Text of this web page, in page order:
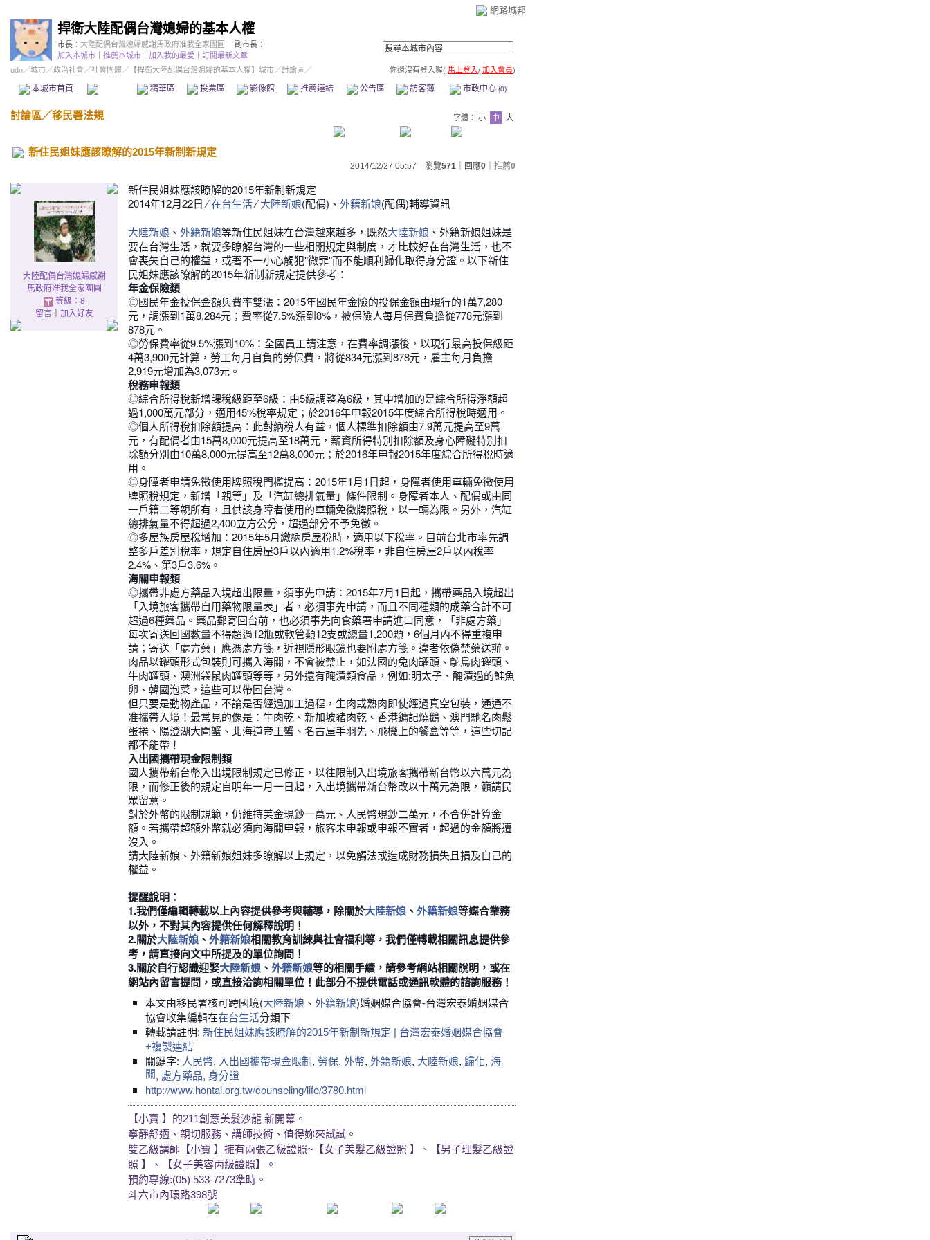
網路城邦
捍衛大陸配偶台灣媳婦的基本人權
市長： 大陸配偶台灣媳婦感謝馬政府准我全家團圓
副市長：
加入本城市
推薦本城市 加入我的最愛
訂閱最新文章
udn／城市／政治社會 ／社會團體／ 【捍衛大陸配偶台灣媳婦的基本人權】城市／討論區／ 你還沒有登入喔( 馬上登入/ 加入會員)
本城市首頁 精華區 投票區 影像館 推薦連結 公告區 訪客簿 市政中心 (0)
討論區／移民署法規 字體： 小 中 大
新住民姐妹應該瞭解的2015年新制新規定
2014/12/27 05:57 瀏覽571 ｜回應0 推薦0
大陸配偶台灣媳婦感謝
馬政府准我全家團圓
等級：8
留言｜ 加入好友
新住民姐妹應該瞭解的2015年新制新規定
2014年12月22日 ⁄ 在台生活 ⁄ 大陸新娘(配偶)、 外籍新娘(配偶)輔導資訊
大陸新娘 、 外籍新娘等新住民姐妹在台灣越來越多，既然大陸新娘 、外籍新娘姐妹是
要在台灣生活，就要多瞭解台灣的一些相關規定與制度，才比較好在台灣生活，也不
會喪失自己的權益，或著不一小心觸犯"微罪"而不能順利歸化取得身分證。以下新住
民姐妹應該瞭解的2015年新制新規定提供參考：
年金保險類
◎國民年金投保金額與費率雙漲：2015年國民年金險的投保金額由現行的1萬7,280
元，調漲到1萬8,284元；費率從7.5%漲到8%，被保險人每月保費負擔從778元漲到
878元。
◎勞保費率從9.5%漲到10%：全國員工請注意，在費率調漲後，以現行最高投保級距
4萬3,900元計算，勞工每月自負的勞保費，將從834元漲到878元，雇主每月負擔
2,919元增加為3,073元。
稅務申報類
◎綜合所得稅新增課稅級距至6級：由5級調整為6級，其中增加的是綜合所得淨額超
過1,000萬元部分，適用45%稅率規定；於2016年申報2015年度綜合所得稅時適用。
◎個人所得稅扣除額提高：此對納稅人有益，個人標準扣除額由7.9萬元提高至9萬
元，有配偶者由15萬8,000元提高至18萬元，薪資所得特別扣除額及身心障礙特別扣
除額分別由10萬8,000元提高至12萬8,000元；於2016年申報2015年度綜合所得稅時適
用。
◎身障者申請免徵使用牌照稅門檻提高：2015年1月1日起，身障者使用車輛免徵使用
牌照稅規定，新增「親等」及「汽缸總排氣量」條件限制。身障者本人、配偶或由同
一戶籍二等親所有，且供該身障者使用的車輛免徵牌照稅，以一輛為限。另外，汽缸
總排氣量不得超過2,400立方公分，超過部分不予免徵。
◎多屋族房屋稅增加：2015年5月繳納房屋稅時，適用以下稅率。目前台北市率先調
整多戶差別稅率，規定自住房屋3戶以內適用1.2%稅率，非自住房屋2戶以內稅率
2.4%、第3戶3.6%。
海關申報類
◎攜帶非處方藥品入境超出限量，須事先申請：2015年7月1日起，攜帶藥品入境超出
「入境旅客攜帶自用藥物限量表」者，必須事先申請，而且不同種類的成藥合計不可
超過6種藥品。藥品郵寄回台前，也必須事先向食藥署申請進口同意，「非處方藥」
每次寄送回國數量不得超過12瓶或軟管類12支或總量1,200顆，6個月內不得重複申
請；寄送「處方藥」應憑處方箋，近視隱形眼鏡也要附處方箋。違者依偽禁藥送辦。
肉品以罐頭形式包裝則可攜入海關，不會被禁止，如法國的兔肉罐頭、鴕鳥肉罐頭、
牛肉罐頭、澳洲袋鼠肉罐頭等等，另外還有醃漬類食品，例如:明太子、醃漬過的鮭魚
卵、韓國泡菜，這些可以帶回台灣。
但只要是動物產品，不論是否經過加工過程，生肉或熟肉即使經過真空包裝，通通不
准攜帶入境！最常見的像是：牛肉乾、新加坡豬肉乾、香港鏞記燒鵝、澳門馳名肉鬆
蛋捲、陽澄湖大閘蟹、北海道帝王蟹、名古屋手羽先、飛機上的餐盒等等，這些切記
都不能帶！
入出國攜帶現金限制類
國人攜帶新台幣入出境限制規定已修正，以往限制入出境旅客攜帶新台幣以六萬元為
限，而修正後的規定自明年一月一日起，入出境攜帶新台幣改以十萬元為限，籲請民
眾留意。
對於外幣的限制規範，仍維持美金現鈔一萬元、人民幣現鈔二萬元，不合併計算金
額。若攜帶超額外幣就必須向海關申報，旅客未申報或申報不實者，超過的金額將遭
沒入。
請大陸新娘、外籍新娘姐妹多瞭解以上規定，以免觸法或造成財務損失且損及自己的
權益。
提醒說明：
1.我們僅編輯轉載以上內容提供參考與輔導，除關於大陸新娘 、 外籍新娘等媒合業務
以外，不對其內容提供任何解釋說明！
2.關於大陸新娘 、 外籍新娘相關教育訓練與社會福利等，我們僅轉載相關訊息提供參
考，請直接向文中所提及的單位詢問 ！
3.關於自行認識迎娶大陸新娘 、 外籍新娘等的相關手續，請參考網站相關說明，或在
網站內留言提問，或直接洽詢相關單位！此部分不提供電話或通訊軟體的諮詢服務！
本文由移民署核可跨國境(大陸新娘 、 外籍新娘)婚姻媒合協會-台灣宏泰婚姻媒合
協會收集編輯在在台生活分類下
轉載請註明: 新住民姐妹應該瞭解的2015年新制新規定 | 台灣宏泰婚姻媒合協會
+複製連結
關鍵字: 人民幣, 入出國攜帶現金限制 , 勞保, 外幣, 外籍新娘, 大陸新娘, 歸化, 海
關, 處方藥品, 身分證
http://www.hontai.org.tw/counseling/life/3780.html
【小寶 】的211創意美髮沙龍 新開幕。
寧靜舒適、親切服務、講師技術、值得妳來試試。
雙乙級講師【小寶 】擁有兩張乙級證照~【女子美髮乙級證照 】、【男子理髮乙級證
照 】、【女子美容丙級證照】。
預約專線:(05) 533-7273準時。
斗六市內環路398號